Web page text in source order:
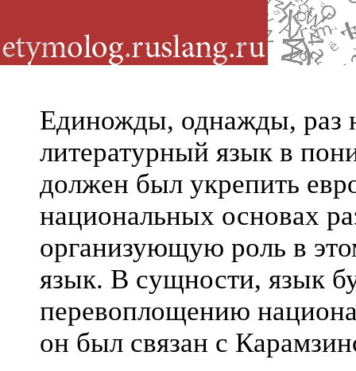
Единожды, однажды, раз
литературный язык в
должен был укрепить
национальных основах
организующую роль в
язык. В сущности, язык
перевоплощению
он был связан с